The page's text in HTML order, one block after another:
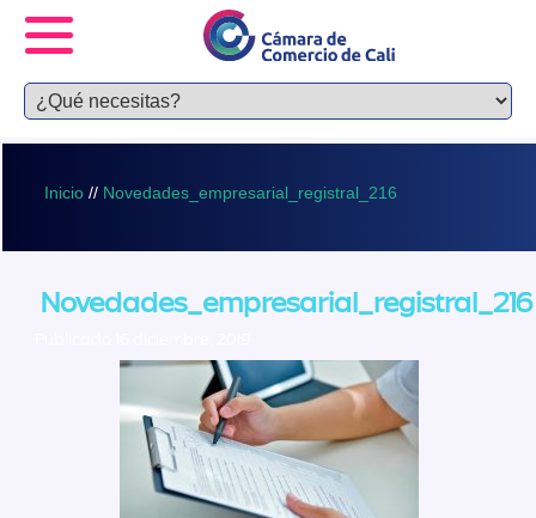
Inicio // Novedades_empresarial_registral_216
Novedades_empresarial_registral_216